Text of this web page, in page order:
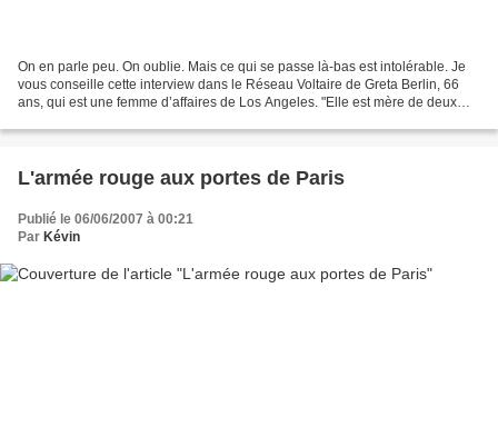
On en parle peu. On oublie. Mais ce qui se passe là-bas est intolérable. Je
vous conseille cette interview dans le Réseau Voltaire de Greta Berlin, 66
ans, qui est une femme d’affaires de Los Angeles. "Elle est mère de deux
L'armée rouge aux portes de Paris
Publié le 06/06/2007 à 00:21
Par Kévin